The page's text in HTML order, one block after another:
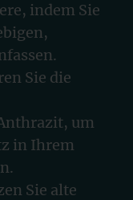
indem Sie
Sie die
um
in Ihrem
Sie alte